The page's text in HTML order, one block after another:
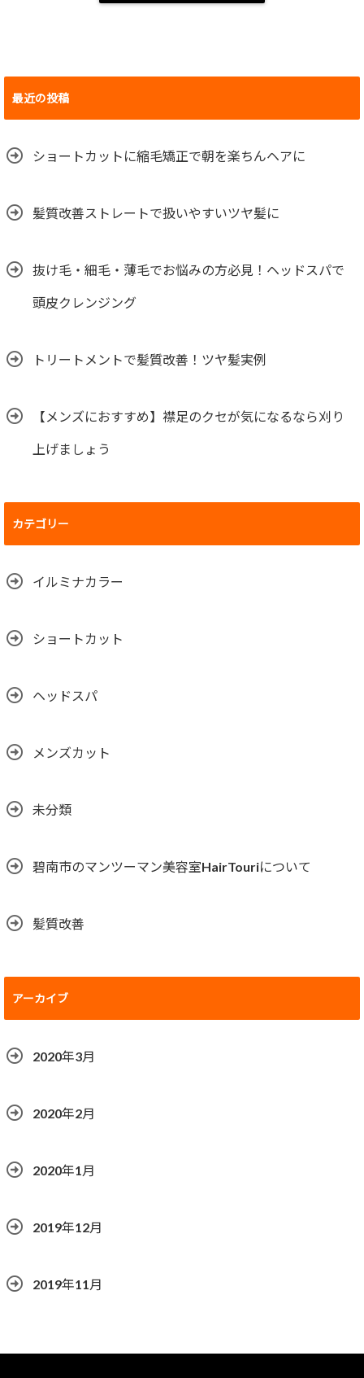
最近の投稿
ショートカットに縮毛矯正で朝を楽ちんヘアに
髪質改善ストレートで扱いやすいツヤ髪に
抜け毛・細毛・薄毛でお悩みの方必見！ヘッドスパで
頭皮クレンジング
トリートメントで髪質改善！ツヤ髪実例
【メンズにおすすめ】襟足のクセが気になるなら刈り
上げましょう
カテゴリー
イルミナカラー
ショートカット
ヘッドスパ
メンズカット
未分類
碧南市のマンツーマン美容室HairTouriについて
髪質改善
アーカイブ
2020年3月
2020年2月
2020年1月
2019年12月
2019年11月